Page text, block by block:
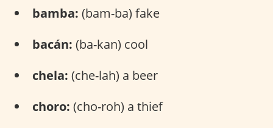
bamba: (bam-ba) fake
bacán: (ba-kan) cool
chela: (che-lah) a beer
choro: (cho-roh) a thief